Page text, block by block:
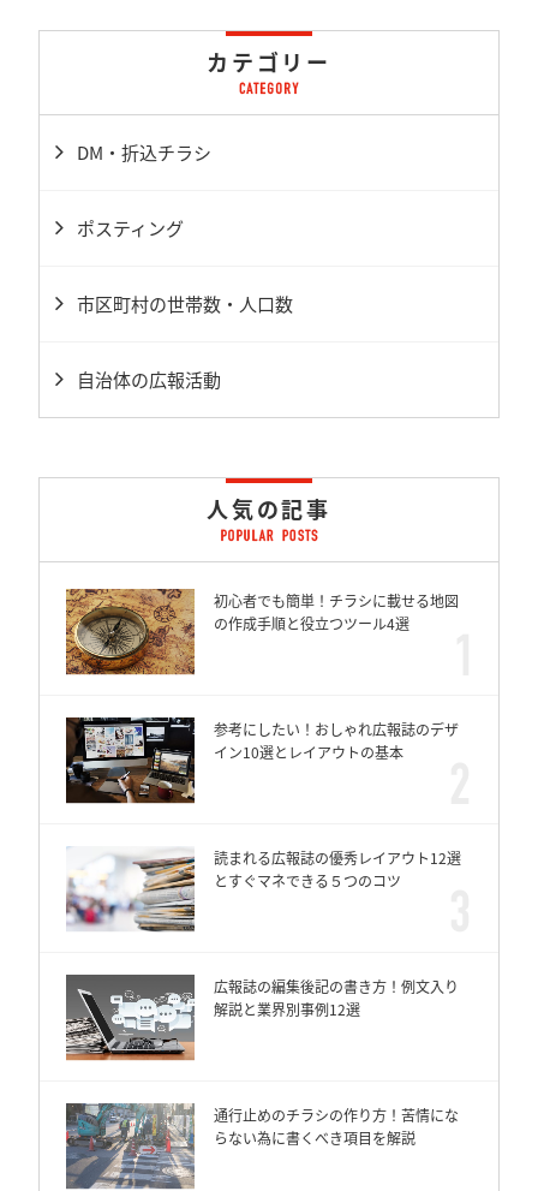
カテゴリー
DM・折込チラシ
ポスティング
市区町村の世帯数・人口数
自治体の広報活動
人気の記事
初心者でも簡単！チラシに載せる地図
の作成手順と役立つツール4選
参考にしたい！おしゃれ広報誌のデザ
イン10選とレイアウトの基本
読まれる広報誌の優秀レイアウト12選
とすぐマネできる５つのコツ
広報誌の編集後記の書き方！例文入り
解説と業界別事例12選
通行止めのチラシの作り方！苦情にな
らない為に書くべき項目を解説